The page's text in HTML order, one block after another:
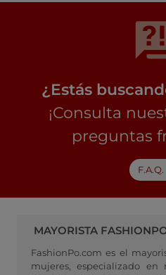
¿Estás
¡Consulta
preguntas
F.A.Q.
MAYORISTA
FashionPo.com es el
mujeres, especializado